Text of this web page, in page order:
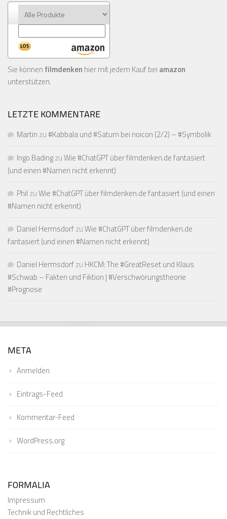
Sie können filmdenken hier mit jedem Kauf bei amazon
unterstützen.
LETZTE KOMMENTARE
Martin zu#Kabbala und #Saturn bei noicon (2/2) – #Symbolik
Ingo BadingzuWie #ChatGPT über filmdenken.de fantasiert
(und einen #Namen nicht erkennt)
Phil zuWie #ChatGPT über filmdenken.de fantasiert (und einen
#Namen nicht erkennt)
Daniel HermsdorfzuWie #ChatGPT über filmdenken.de
fantasiert (und einen #Namen nicht erkennt)
Daniel Hermsdorfzu HKCM: The #GreatReset und Klaus
#Schwab – Fakten und Fiktion | #Verschwörungstheorie
#Prognose
META
Anmelden
Eintrags-Feed
Kommentar-Feed
WordPress.org
FORMALIA
Impressum
Technik und Rechtliches